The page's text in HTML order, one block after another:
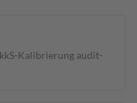
Kalibrierung audit-